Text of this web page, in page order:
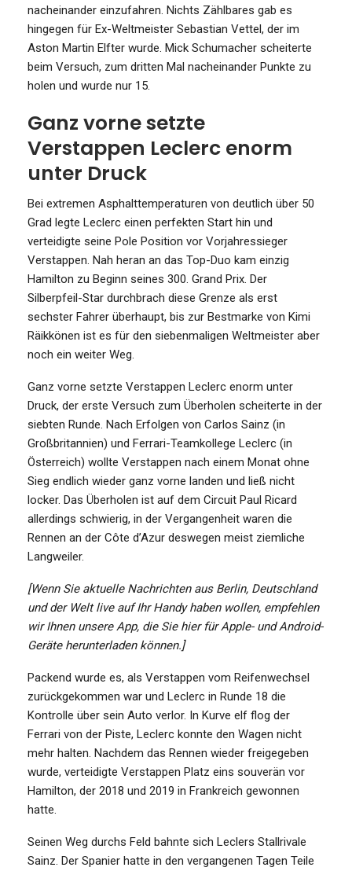
nacheinander einzufahren. Nichts Zählbares gab es
hingegen für Ex-Weltmeister Sebastian Vettel, der im
Aston Martin Elfter wurde. Mick Schumacher scheiterte
beim Versuch, zum dritten Mal nacheinander Punkte zu
holen und wurde nur 15.
Ganz vorne setzte
Verstappen Leclerc enorm
unter Druck
Bei extremen Asphalttemperaturen von deutlich über 50
Grad legte Leclerc einen perfekten Start hin und
verteidigte seine Pole Position vor Vorjahressieger
Verstappen. Nah heran an das Top-Duo kam einzig
Hamilton zu Beginn seines 300. Grand Prix. Der
Silberpfeil-Star durchbrach diese Grenze als erst
sechster Fahrer überhaupt, bis zur Bestmarke von Kimi
Räikkönen ist es für den siebenmaligen Weltmeister aber
noch ein weiter Weg.
Ganz vorne setzte Verstappen Leclerc enorm unter
Druck, der erste Versuch zum Überholen scheiterte in der
siebten Runde. Nach Erfolgen von Carlos Sainz (in
Großbritannien) und Ferrari-Teamkollege Leclerc (in
Österreich) wollte Verstappen nach einem Monat ohne
Sieg endlich wieder ganz vorne landen und ließ nicht
locker. Das Überholen ist auf dem Circuit Paul Ricard
allerdings schwierig, in der Vergangenheit waren die
Rennen an der Côte d’Azur deswegen meist ziemliche
Langweiler.
[Wenn Sie aktuelle Nachrichten aus Berlin, Deutschland
und der Welt live auf Ihr Handy haben wollen, empfehlen
wir Ihnen unsere App, die Sie hier für Apple- und Android-
Geräte herunterladen können.]
Packend wurde es, als Verstappen vom Reifenwechsel
zurückgekommen war und Leclerc in Runde 18 die
Kontrolle über sein Auto verlor. In Kurve elf flog der
Ferrari von der Piste, Leclerc konnte den Wagen nicht
mehr halten. Nachdem das Rennen wieder freigegeben
wurde, verteidigte Verstappen Platz eins souverän vor
Hamilton, der 2018 und 2019 in Frankreich gewonnen
hatte.
Seinen Weg durchs Feld bahnte sich Leclers Stallrivale
Sainz. Der Spanier hatte in den vergangenen Tagen Teile